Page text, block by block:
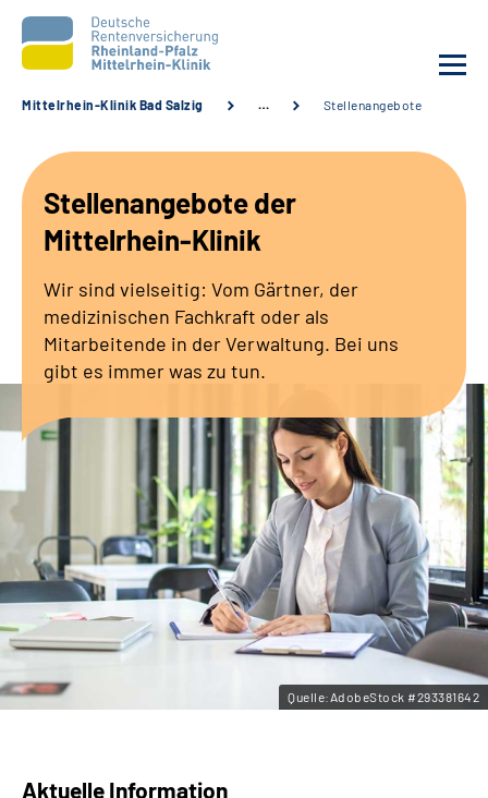
Unsere Angebote
Karriere
Zuweisende &
Leichte Sprache
Gebärdensprache
Mittelrhein-Klinik Bad Salzig … Stellenangebote
Stellenangebote der
Mittelrhein-Klinik
Wir sind vielseitig: Vom Gärtner, der
medizinischen Fachkraft oder als
Mitarbeitende in der Verwaltung. Bei uns
gibt es immer was zu tun.
Quelle:AdobeStock #293381642
Aktuelle Information